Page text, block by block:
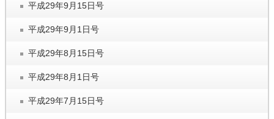
平成29年9月15日号
平成29年9月1日号
平成29年8月15日号
平成29年8月1日号
平成29年7月15日号